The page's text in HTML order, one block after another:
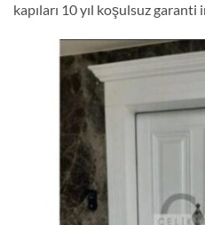
kapıları 10 yıl koşulsuz garanti